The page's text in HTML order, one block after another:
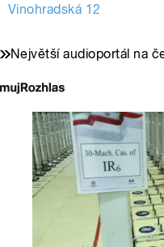
Vinohradská 12
Největší audioportál na